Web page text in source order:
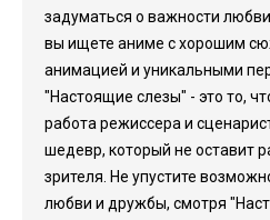
задуматься о важности
вы ищете аниме с хорошим
анимацией и уникальными
"Настоящие слезы" - это то,
работа режиссера и
шедевр, который не оставит
зрителя. Не упустите
любви и дружбы, смотря